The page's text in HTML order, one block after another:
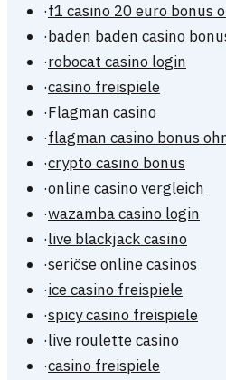
·f1 casino 20 euro bonus
·baden baden casino
·robocat casino login
·casino freispiele
·Flagman casino
·flagman casino bonus
·crypto casino bonus
·online casino vergleich
·wazamba casino login
·live blackjack casino
·seriöse online casinos
·ice casino freispiele
·spicy casino freispiele
·live roulette casino
·casino freispiele